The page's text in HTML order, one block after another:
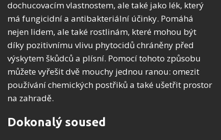
dochucovacím vlastnostem, ale také jako lék, který
má fungicidní a antibakteriální účinky. Pomáhá
nejen lidem, ale také rostlinám, které mohou být
díky pozitivnímu vlivu phytocidů chráněny před
výskytem škůdců a plísní. Pomocí tohoto způsobu
můžete vyřešit dvě mouchy jednou ranou: omezit
používání chemických postřiků a také ušetřit prostor
na zahradě.
Dokonalý soused